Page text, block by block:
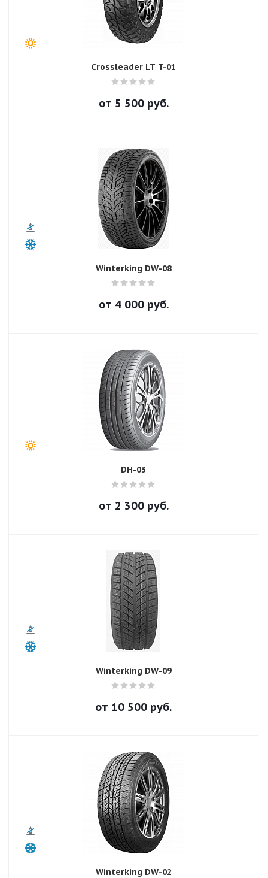
Crossleader LT T-01
от 5 500руб.
Winterking DW-08
от 4 000руб.
DH-03
от 2 300руб.
Winterking DW-09
от 10 500 руб.
Winterking DW-02